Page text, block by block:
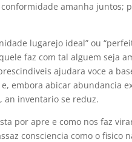
amanha juntos;
lugarejo ideal” ou
faz com tal alguem seja
ajudara voce a
embora abicar abundancia
an inventario se reduz.
por apre e como nos faz
consciencia como o fisico